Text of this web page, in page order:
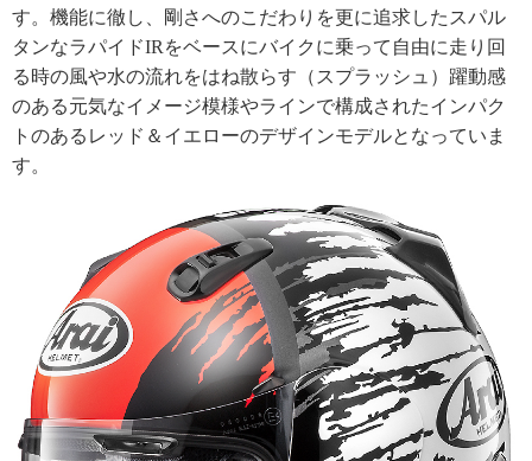
す。機能に徹し、剛さへのこだわりを更に追求したスパル
タンなラパイドIRをベースにバイクに乗って自由に走り回
る時の風や水の流れをはね散らす（スプラッシュ）躍動感
のある元気なイメージ模様やラインで構成されたインパク
トのあるレッド＆イエローのデザインモデルとなっていま
す。